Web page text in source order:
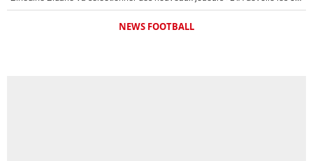
NEWS FOOTBALL